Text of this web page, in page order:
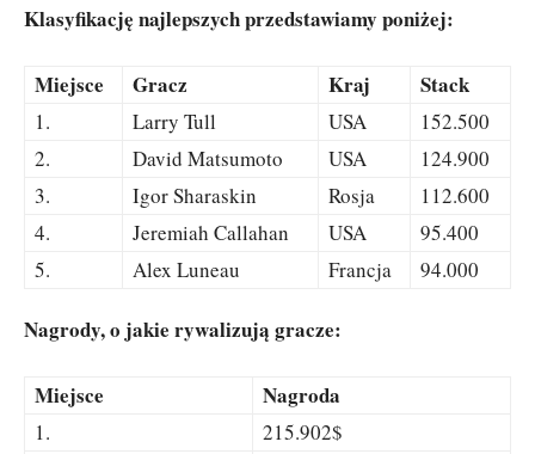
Klasyfikację najlepszych przedstawiamy poniżej:
Miejsce Gracz Kraj Stack
1. Larry Tull USA
152.500
2.
David Matsumoto USA
124.900
3.
Igor Sharaskin Rosja
112.600
4.
Jeremiah Callahan USA
95.400
5.
Alex Luneau Francja 94.000
Nagrody, o jakie rywalizują gracze:
Miejsce Nagroda
1.
215.902$